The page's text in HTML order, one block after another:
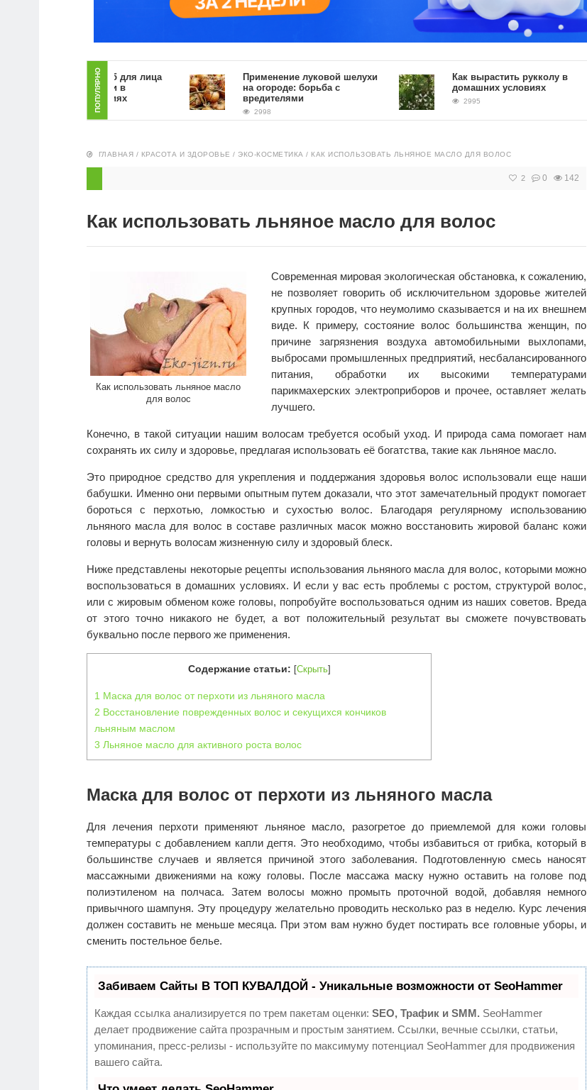
ПОПУЛЯРНО
Как сделать скраб для лица
Применение луковой шелухи
на огороде: борьба с
вредителями
2998
Как вырастить рукколу в
домашних условиях
2995
ГЛАВНАЯ / КРАСОТА И ЗДОРОВЬЕ / ЭКО-КОСМЕТИКА / КАК ИСПОЛЬЗОВАТЬ ЛЬНЯНОЕ МАСЛО ДЛЯ ВОЛОС
2 0 142
Как использовать льняное масло для волос
Как использовать льняное масло
для волос
Современная мировая экологическая обстановка, к сожалению,
не позволяет говорить об исключительном здоровье жителей
крупных городов, что неумолимо сказывается и на их внешнем
виде. К примеру, состояние волос большинства женщин, по
причине загрязнения воздуха автомобильными выхлопами,
выбросами промышленных предприятий, несбалансированного
питания, обработки их высокими температурами
парикмахерских электроприборов и прочее, оставляет желать
лучшего.
Конечно, в такой ситуации нашим волосам требуется особый уход. И природа сама помогает нам
сохранять их силу и здоровье, предлагая использовать её богатства, такие как льняное масло.
Это природное средство для укрепления и поддержания здоровья волос использовали еще наши
бабушки. Именно они первыми опытным путем доказали, что этот замечательный продукт помогает
бороться с перхотью, ломкостью и сухостью волос. Благодаря регулярному использованию
льняного масла для волос в составе различных масок можно восстановить жировой баланс кожи
головы и вернуть волосам жизненную силу и здоровый блеск.
Ниже представлены некоторые рецепты использования льняного масла для волос, которыми можно
воспользоваться в домашних условиях. И если у вас есть проблемы с ростом, структурой волос,
или с жировым обменом коже головы, попробуйте воспользоваться одним из наших советов. Вреда
от этого точно никакого не будет, а вот положительный результат вы сможете почувствовать
буквально после первого же применения.
Содержание статьи: [Скрыть]
1 Маска для волос от перхоти из льняного масла
2 Восстановление поврежденных волос и секущихся кончиков
льняным маслом
3 Льняное масло для активного роста волос
Маска для волос от перхоти из льняного масла
Для лечения перхоти применяют льняное масло, разогретое до приемлемой для кожи головы
температуры с добавлением капли дегтя. Это необходимо, чтобы избавиться от грибка, который в
большинстве случаев и является причиной этого заболевания. Подготовленную смесь наносят
массажными движениями на кожу головы. После массажа маску нужно оставить на голове под
полиэтиленом на полчаса. Затем волосы можно промыть проточной водой, добавляя немного
привычного шампуня. Эту процедуру желательно проводить несколько раз в неделю. Курс лечения
должен составить не меньше месяца. При этом вам нужно будет постирать все головные уборы, и
сменить постельное белье.
Забиваем Сайты В ТОП КУВАЛДОЙ - Уникальные возможности от SeoHammer
Каждая ссылка анализируется по трем пакетам оценки: SEO, Трафик и SMM. SeoHammer
делает продвижение сайта прозрачным и простым занятием. Ссылки, вечные ссылки, статьи,
упоминания, пресс-релизы - используйте по максимуму потенциал SeoHammer для продвижения
вашего сайта.